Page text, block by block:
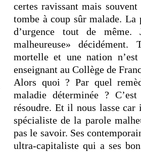
certes ravissant mais
tombe à coup sûr malade.
d’urgence tout de même.
malheureuse» décidément.
mortelle et une nation
enseignant au Collège de
Alors quoi ? Par quel
maladie déterminée ?
résoudre. Et il nous lasse
spécialiste de la parole
pas le savoir. Ses
ultra-capitaliste qui a ses